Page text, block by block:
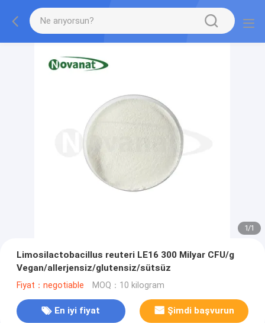
1/1
Limosilactobacillus reuteri LE16 300 Milyar CFU/g
Vegan/allerjensiz/glutensiz/sütsüz
Fiyat：negotiable MOQ：10 kilogram
En iyi fiyat Şimdi başvurun